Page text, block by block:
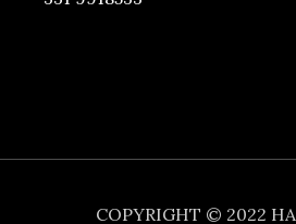
COPYRIGHT © 2022